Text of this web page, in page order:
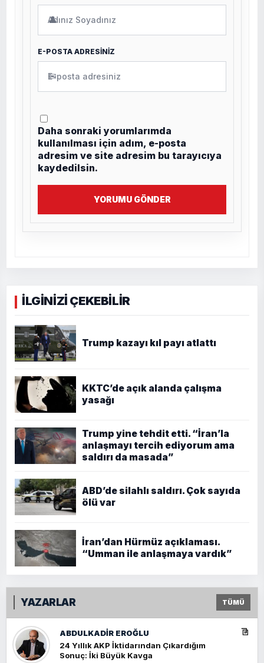
👤
E-POSTA ADRESİNİZ
✉
Daha sonraki yorumlarımda
kullanılması için adım, e-posta
adresim ve site adresim bu tarayıcıya
kaydedilsin.
YORUMU GÖNDER
İLGİNİZİ ÇEKEBİLİR
Trump kazayı kıl payı atlattı
KKTC’de açık alanda çalışma
yasağı
Trump yine tehdit etti. “İran’la
anlaşmayı tercih ediyorum ama
saldırı da masada”
ABD’de silahlı saldırı. Çok sayıda
ölü var
İran’dan Hürmüz açıklaması.
“Umman ile anlaşmaya vardık”
YAZARLAR TÜMÜ
ABDULKADIR EROĞLU
24 Yıllık AKP İktidarından Çıkardığım
Sonuç: İki Büyük Kavga